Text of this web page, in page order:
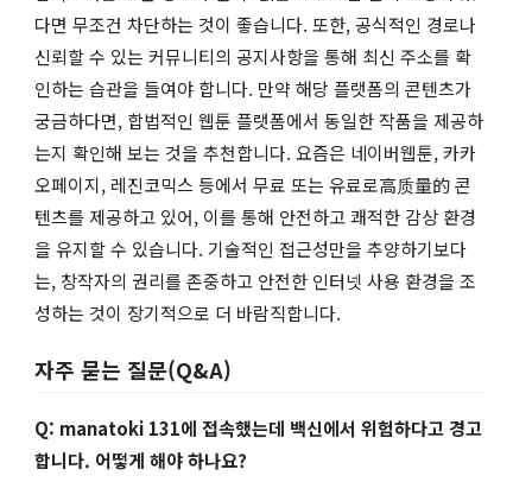
다면 무조건 차단하는 것이 좋습니다. 또한, 공식적인 경로나
신뢰할 수 있는 커뮤니티의 공지사항을 통해 최신 주소를 확
인하는 습관을 들여야 합니다. 만약 해당 플랫폼의 콘텐츠가
궁금하다면, 합법적인 웹툰 플랫폼에서 동일한 작품을 제공하
는지 확인해 보는 것을 추천합니다. 요즘은 네이버웹툰, 카카
오페이지, 레진코믹스 등에서 무료 또는 유료로高质量的 콘
텐츠를 제공하고 있어, 이를 통해 안전하고 쾌적한 감상 환경
을 유지할 수 있습니다. 기술적인 접근성만을 추양하기보다
는, 창작자의 권리를 존중하고 안전한 인터넷 사용 환경을 조
성하는 것이 장기적으로 더 바람직합니다.
자주 묻는 질문(Q&A)
Q: manatoki 131에 접속했는데 백신에서 위험하다고 경고
합니다. 어떻게 해야 하나요?